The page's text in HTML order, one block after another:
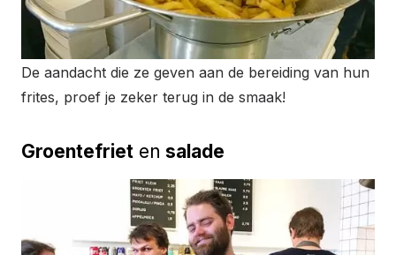
De aandacht die ze geven aan de bereiding van hun
frites, proef je zeker terug in de smaak!
Groentefriet en salade